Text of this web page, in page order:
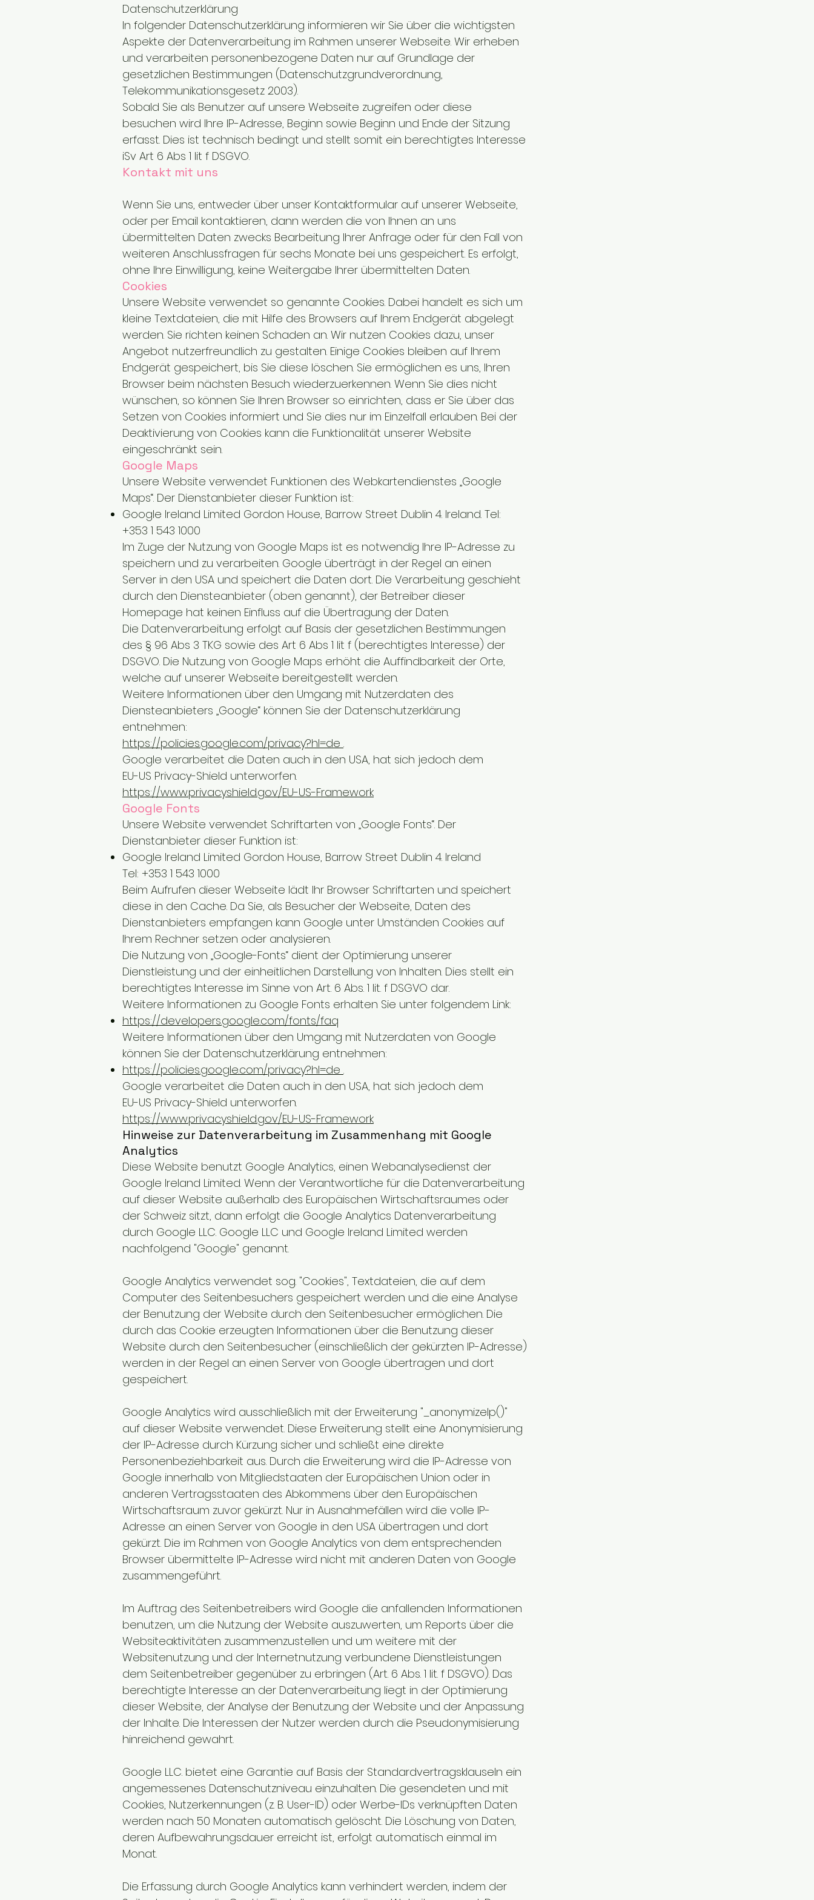
Datenschutzerklärung
In folgender Datenschutzerklärung informieren wir Sie über die wichtigsten
Aspekte der Datenverarbeitung im Rahmen unserer Webseite. Wir erheben
und verarbeiten personenbezogene Daten nur auf Grundlage der
gesetzlichen Bestimmungen (Datenschutzgrundverordnung,
Telekommunikationsgesetz 2003).
Sobald Sie als Benutzer auf unsere Webseite zugreifen oder diese
besuchen wird Ihre IP-Adresse, Beginn sowie Beginn und Ende der Sitzung
erfasst. Dies ist technisch bedingt und stellt somit ein berechtigtes Interesse
iSv Art 6 Abs 1 lit f DSGVO.
Kontakt mit uns
Wenn Sie uns, entweder über unser Kontaktformular auf unserer Webseite,
oder per Email kontaktieren, dann werden die von Ihnen an uns
übermittelten Daten zwecks Bearbeitung Ihrer Anfrage oder für den Fall von
weiteren Anschlussfragen für sechs Monate bei uns gespeichert. Es erfolgt,
ohne Ihre Einwilligung, keine Weitergabe Ihrer übermittelten Daten.
Cookies
Unsere Website verwendet so genannte Cookies. Dabei handelt es sich um
kleine Textdateien, die mit Hilfe des Browsers auf Ihrem Endgerät abgelegt
werden. Sie richten keinen Schaden an. Wir nutzen Cookies dazu, unser
Angebot nutzerfreundlich zu gestalten. Einige Cookies bleiben auf Ihrem
Endgerät gespeichert, bis Sie diese löschen. Sie ermöglichen es uns, Ihren
Browser beim nächsten Besuch wiederzuerkennen. Wenn Sie dies nicht
wünschen, so können Sie Ihren Browser so einrichten, dass er Sie über das
Setzen von Cookies informiert und Sie dies nur im Einzelfall erlauben. Bei der
Deaktivierung von Cookies kann die Funktionalität unserer Website
eingeschränkt sein.
Google Maps
Unsere Website verwendet Funktionen des Webkartendienstes „Google
Maps“. Der Dienstanbieter dieser Funktion ist:
Google Ireland Limited Gordon House, Barrow Street Dublin 4. Ireland. Tel:
+353 1 543 1000
Im Zuge der Nutzung von Google Maps ist es notwendig Ihre IP-Adresse zu
speichern und zu verarbeiten. Google überträgt in der Regel an einen
Server in den USA und speichert die Daten dort. Die Verarbeitung geschieht
durch den Diensteanbieter (oben genannt), der Betreiber dieser
Homepage hat keinen Einfluss auf die Übertragung der Daten.
Die Datenverarbeitung erfolgt auf Basis der gesetzlichen Bestimmungen
des § 96 Abs 3 TKG sowie des Art 6 Abs 1 lit f (berechtigtes Interesse) der
DSGVO. Die Nutzung von Google Maps erhöht die Auffindbarkeit der Orte,
welche auf unserer Webseite bereitgestellt werden.
Weitere Informationen über den Umgang mit Nutzerdaten des
Diensteanbieters „Google“ können Sie der Datenschutzerklärung
entnehmen:
https://policies.google.com/privacy?hl=de .
Google verarbeitet die Daten auch in den USA, hat sich jedoch dem
EU-US Privacy-Shield unterworfen.
https://www.privacyshield.gov/EU-US-Framework
Google Fonts
Unsere Website verwendet Schriftarten von „Google Fonts“. Der
Dienstanbieter dieser Funktion ist:
Google Ireland Limited Gordon House, Barrow Street Dublin 4. Ireland
Tel: +353 1 543 1000
Beim Aufrufen dieser Webseite lädt Ihr Browser Schriftarten und speichert
diese in den Cache. Da Sie, als Besucher der Webseite, Daten des
Dienstanbieters empfangen kann Google unter Umständen Cookies auf
Ihrem Rechner setzen oder analysieren.
Die Nutzung von „Google-Fonts“ dient der Optimierung unserer
Dienstleistung und der einheitlichen Darstellung von Inhalten. Dies stellt ein
berechtigtes Interesse im Sinne von Art. 6 Abs. 1 lit. f DSGVO dar.
Weitere Informationen zu Google Fonts erhalten Sie unter folgendem Link:
https://developers.google.com/fonts/faq
Weitere Informationen über den Umgang mit Nutzerdaten von Google
können Sie der Datenschutzerklärung entnehmen:
https://policies.google.com/privacy?hl=de .
Google verarbeitet die Daten auch in den USA, hat sich jedoch dem
EU-US Privacy-Shield unterworfen.
https://www.privacyshield.gov/EU-US-Framework
Hinweise zur Datenverarbeitung im Zusammenhang mit Google
Analytics
Diese Website benutzt Google Analytics, einen Webanalysedienst der
Google Ireland Limited. Wenn der Verantwortliche für die Datenverarbeitung
auf dieser Website außerhalb des Europäischen Wirtschaftsraumes oder
der Schweiz sitzt, dann erfolgt die Google Analytics Datenverarbeitung
durch Google LLC. Google LLC und Google Ireland Limited werden
nachfolgend "Google" genannt.
Google Analytics verwendet sog. "Cookies", Textdateien, die auf dem
Computer des Seitenbesuchers gespeichert werden und die eine Analyse
der Benutzung der Website durch den Seitenbesucher ermöglichen. Die
durch das Cookie erzeugten Informationen über die Benutzung dieser
Website durch den Seitenbesucher (einschließlich der gekürzten IP-Adresse)
werden in der Regel an einen Server von Google übertragen und dort
gespeichert.
Google Analytics wird ausschließlich mit der Erweiterung "_anonymizeIp()"
auf dieser Website verwendet. Diese Erweiterung stellt eine Anonymisierung
der IP-Adresse durch Kürzung sicher und schließt eine direkte
Personenbeziehbarkeit aus. Durch die Erweiterung wird die IP-Adresse von
Google innerhalb von Mitgliedstaaten der Europäischen Union oder in
anderen Vertragsstaaten des Abkommens über den Europäischen
Wirtschaftsraum zuvor gekürzt. Nur in Ausnahmefällen wird die volle IP-
Adresse an einen Server von Google in den USA übertragen und dort
gekürzt. Die im Rahmen von Google Analytics von dem entsprechenden
Browser übermittelte IP-Adresse wird nicht mit anderen Daten von Google
zusammengeführt.
Im Auftrag des Seitenbetreibers wird Google die anfallenden Informationen
benutzen, um die Nutzung der Website auszuwerten, um Reports über die
Websiteaktivitäten zusammenzustellen und um weitere mit der
Websitenutzung und der Internetnutzung verbundene Dienstleistungen
dem Seitenbetreiber gegenüber zu erbringen (Art. 6 Abs. 1 lit. f DSGVO). Das
berechtigte Interesse an der Datenverarbeitung liegt in der Optimierung
dieser Website, der Analyse der Benutzung der Website und der Anpassung
der Inhalte. Die Interessen der Nutzer werden durch die Pseudonymisierung
hinreichend gewahrt.
Google LLC. bietet eine Garantie auf Basis der Standardvertragsklauseln ein
angemessenes Datenschutzniveau einzuhalten. Die gesendeten und mit
Cookies, Nutzerkennungen (z. B. User-ID) oder Werbe-IDs verknüpften Daten
werden nach 50 Monaten automatisch gelöscht. Die Löschung von Daten,
deren Aufbewahrungsdauer erreicht ist, erfolgt automatisch einmal im
Monat.
Die Erfassung durch Google Analytics kann verhindert werden, indem der